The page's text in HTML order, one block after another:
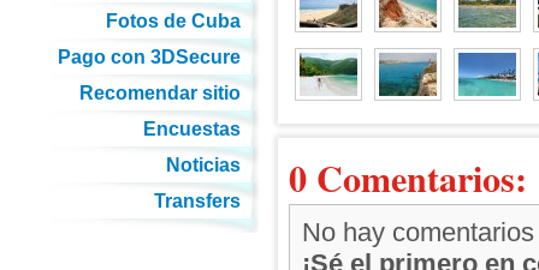
0 Comentarios:
No hay comentarios
¡Sé el primero en
Fotos de Cuba
Pago con 3DSecure
Recomendar sitio
Encuestas
Noticias
Transfers